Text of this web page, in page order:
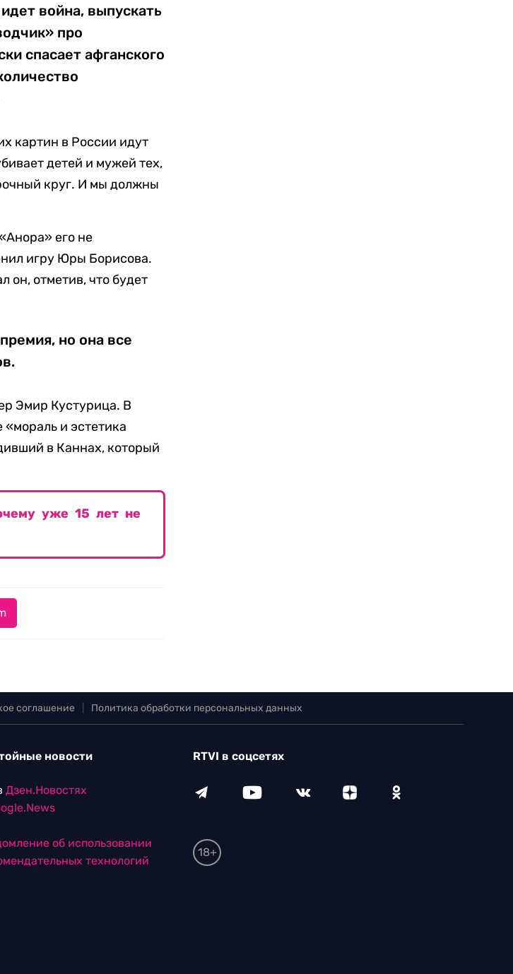
война, выпускать
про
спасает афганского
картин в России идут
детей и мужей тех,
круг. И мы должны
его не
игру Юры Борисова.
он, отметив, что будет
но она все
Эмир Кустурица. В
«мораль и эстетика
в Каннах, который
уже 15 лет не
соглашение Политика обработки персональных данных
новости
Дзен.Новостях
об использовании
технологий
RTVI в соцсетях
18+